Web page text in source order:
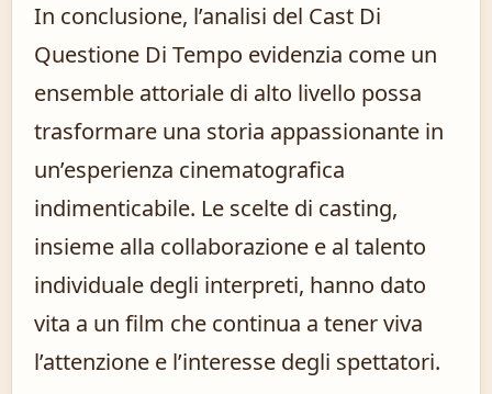
In conclusione, l’analisi del Cast Di
Questione Di Tempo evidenzia come un
ensemble attoriale di alto livello possa
trasformare una storia appassionante in
un’esperienza cinematografica
indimenticabile. Le scelte di casting,
insieme alla collaborazione e al talento
individuale degli interpreti, hanno dato
vita a un film che continua a tener viva
l’attenzione e l’interesse degli spettatori.